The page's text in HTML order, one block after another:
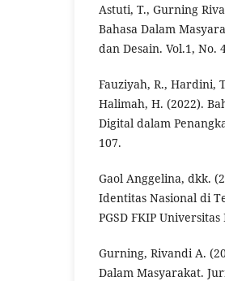
Astuti, T., Gurning
Bahasa Dalam
dan Desain. Vol.1, No.
Fauziyah, R., Hardini,
Halimah, H. (2022).
Digital dalam
107.
Gaol Anggelina, dkk.
Identitas Nasional di
PGSD FKIP
Gurning, Rivandi A.
Dalam Masyarakat.